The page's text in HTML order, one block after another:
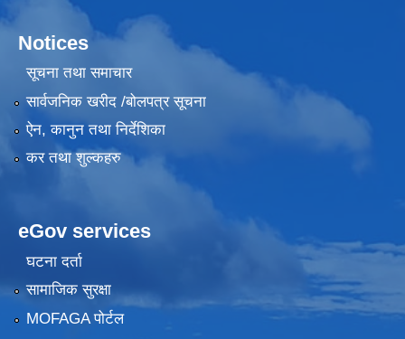
Notices
सूचना तथा समाचार
सार्वजनिक खरीद /बोलपत्र सूचना
ऐन, कानुन तथा निर्देशिका
कर तथा शुल्कहरु
eGov services
घटना दर्ता
सामाजिक सुरक्षा
MOFAGA पोर्टल